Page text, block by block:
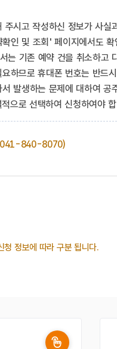
시고 작성하신 정보가 사
인 및 조회' 페이지에서도 확
는 기존 예약 건을 취소하고
하므로 휴대폰 번호는 반드
발생하는 문제에 대하여 공
으로 선택하여 신청하여야
(041-840-8070)
청 정보에 따라 구분 됩니다.